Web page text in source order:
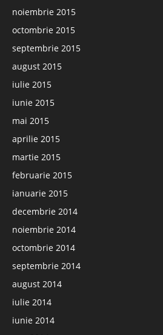
noiembrie 2015
octombrie 2015
septembrie 2015
august 2015
iulie 2015
iunie 2015
mai 2015
aprilie 2015
martie 2015
februarie 2015
ianuarie 2015
decembrie 2014
noiembrie 2014
octombrie 2014
septembrie 2014
august 2014
iulie 2014
iunie 2014